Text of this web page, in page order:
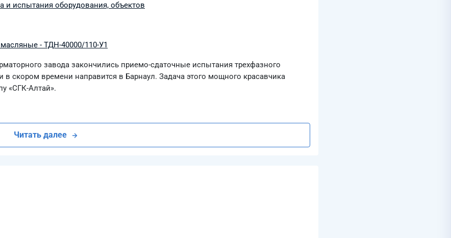
и испытания оборудования, объектов
- ТДН-40000/110-У1
завода закончились приемо-сдаточные испытания трехфазного
скором времени направится в Барнаул. Задача этого мощного красавчика
«СГК-Алтай».
Читать далее